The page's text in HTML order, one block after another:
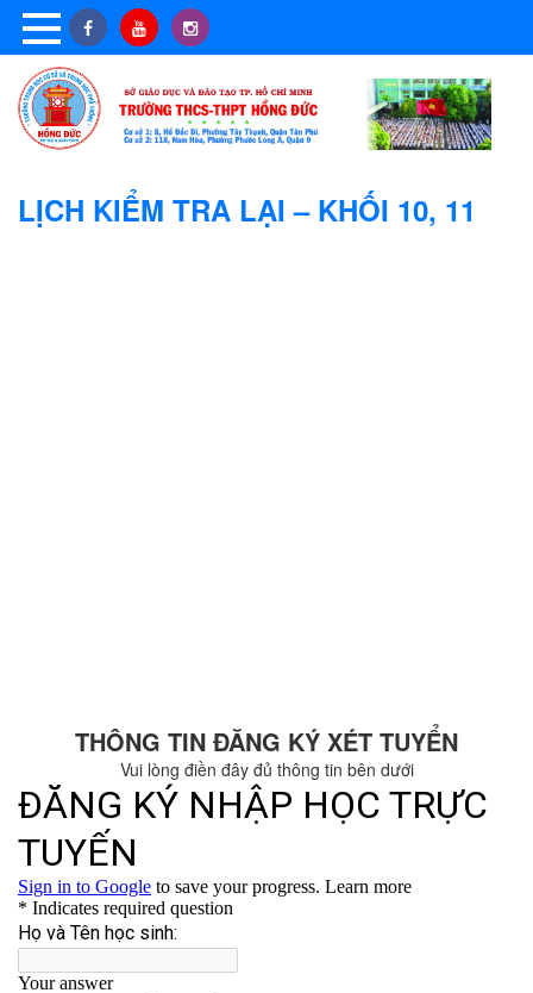
LỊCH KIỂM TRA LẠI – KHỐI 10, 11
THÔNG TIN ĐĂNG KÝ XÉT TUYỂN
Vui lòng điền đây đủ thông tin bên dưới